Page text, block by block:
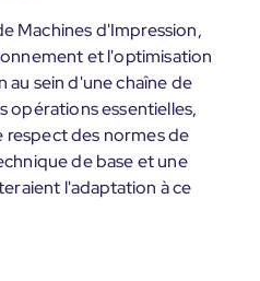
Machines d'Impression,
et l'optimisation
au sein d'une chaîne de
opérations essentielles,
respect des normes de
de base et une
l'adaptation à ce